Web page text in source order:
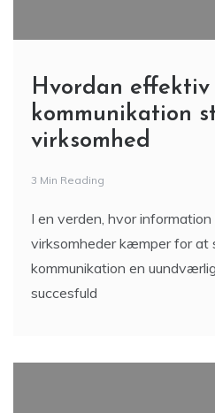
Hvordan effektiv
kommunikation
virksomhed
3 Min Reading
I en verden, hvor
virksomheder kæmper for at
kommunikation en
succesfuld